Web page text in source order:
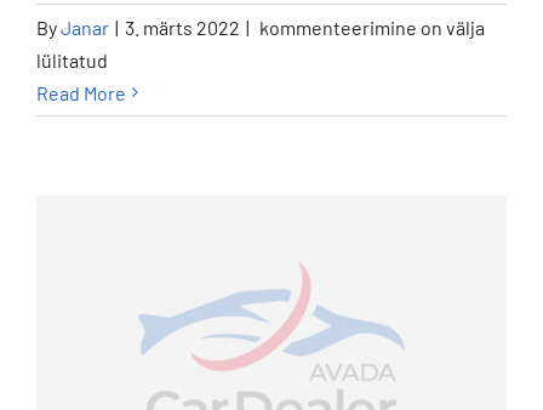
ByJanar | 3. märts 2022 | Are
available?
kommenteerimine on välja
lülitatud
Read More